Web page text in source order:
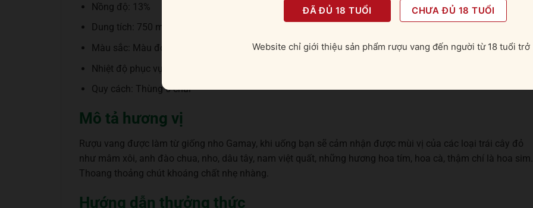
Nồng độ: 13%
Dung tích: 750 ml
Màu sắc: Màu đỏ ruby đậm đà
Nhiệt độ phục vụ: Vang sẽ ngon nhất khi uống ở nhiệt độ từ 16 – 18 độ C.
Quy cách: Thùng 6 chai
Mô tả hương vị
Rượu vang được làm từ giống nho Gamay, khi uống bạn sẽ cảm nhận được mùi vị của các loại trái cây đỏ
như mâm xôi, anh đào chua, nho, dâu tây, nam việt quất, những hương hoa tím, hoa cà, thậm chí là hoa sim.
Thoang thoảng chút khoáng chất nhẹ nhàng.
Hướng dẫn thưởng thức
ĐÃ ĐỦ 18 TUỔI CHƯA ĐỦ 18 TUỔI
Website chỉ giới thiệu sản phẩm rượu vang đến người từ 18 tuổi trở